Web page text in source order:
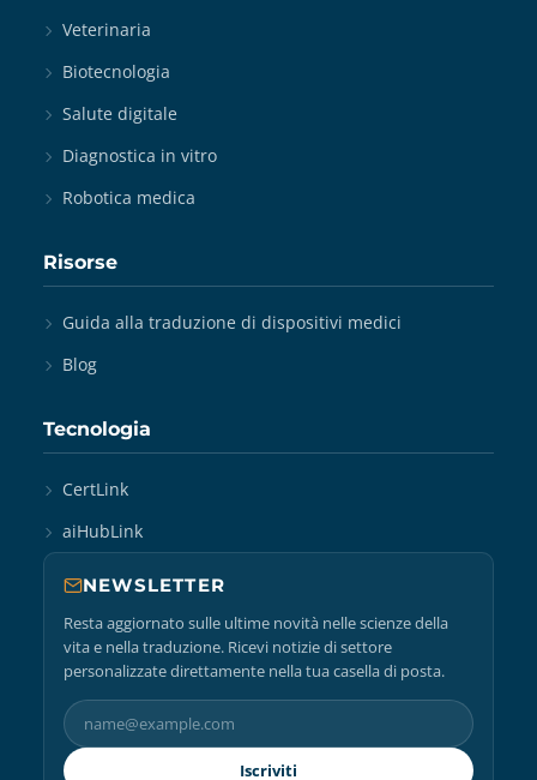
Veterinaria
Biotecnologia
Salute digitale
Diagnostica in vitro
Robotica medica
Risorse
Guida alla traduzione di dispositivi medici
Blog
Tecnologia
CertLink
aiHubLink
NEWSLETTER
Resta aggiornato sulle ultime novità nelle scienze della
vita e nella traduzione. Ricevi notizie di settore
personalizzate direttamente nella tua casella di posta.
Iscriviti